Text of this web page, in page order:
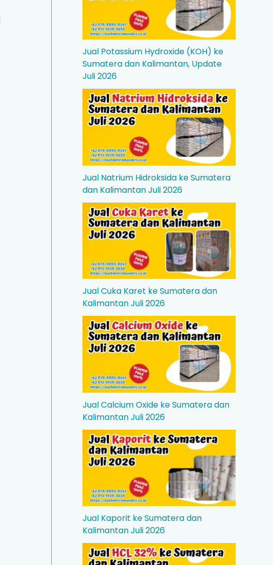
Jual Potassium Hydroxide (KOH) ke
Sumatera dan Kalimantan, Update
Juli 2026
Jual Natrium Hidroksida ke Sumatera
dan Kalimantan Juli 2026
Jual Cuka Karet ke Sumatera dan
Kalimantan Juli 2026
Jual Calcium Oxide ke Sumatera dan
Kalimantan Juli 2026
Jual Kaporit ke Sumatera dan
Kalimantan Juli 2026